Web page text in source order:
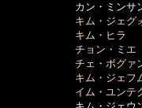
　　　カン・ミンサ
キム・ジェグ
キム・ヒラ
チョン・ミエ
チェ・ボグァ
キム・ジェフ
イム・ユンテ